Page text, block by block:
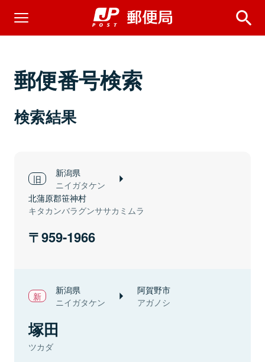
郵便番号検索
検索結果
新潟県
ニイガタケン
北蒲原郡笹神村
キタカンバラグンササカミムラ
959-1966
新潟県
ニイガタケン
阿賀野市
アガノシ
塚田
ツカダ